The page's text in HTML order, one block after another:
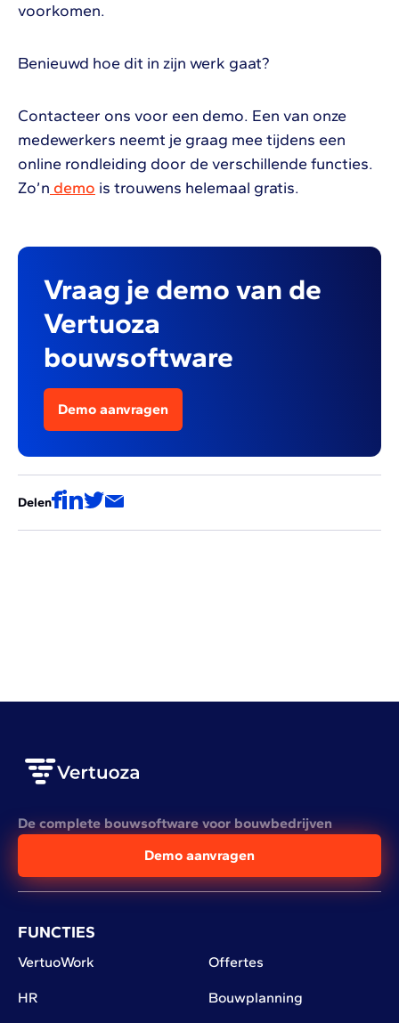
voorkomen.
Benieuwd hoe dit in zijn werk gaat?
Contacteer ons voor een demo. Een van onze
medewerkers neemt je graag mee tijdens een
online rondleiding door de verschillende functies.
Zo’n demo is trouwens helemaal gratis.
Vraag je demo van de
Vertuoza
bouwsoftware
Demo aanvragen
Delen
De complete bouwsoftware voor bouwbedrijven
Demo aanvragen
FUNCTIES
VertuoWork Offertes
HR Bouwplanning